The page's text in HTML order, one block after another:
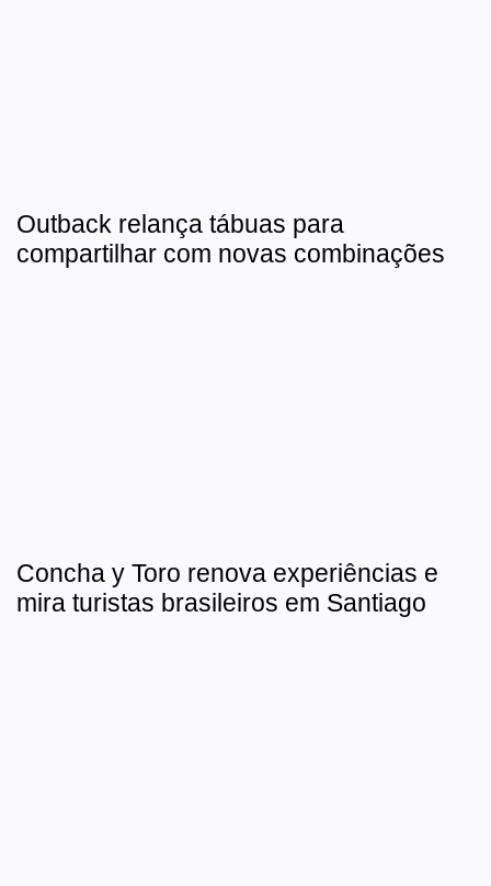
Outback relança tábuas para
compartilhar com novas combinações
Concha y Toro renova experiências e
mira turistas brasileiros em Santiago